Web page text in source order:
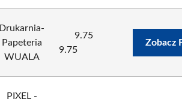
Drukarnia-
Papeteria
WUALA
9.75
9.75
Zobacz
PIXEL -